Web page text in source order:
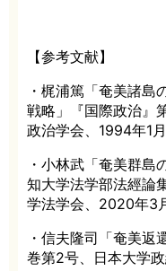
【参考文献】
・梶浦篤「奄美諸島
戦略」『国際政治』
政治学会、1994年1月
・小林武「奄美群島
知大学法学部法經論
学法学会、2020年3
・信夫隆司「奄美
巻第2号、日本大学